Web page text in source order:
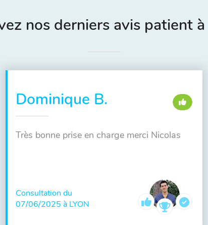
nos derniers avis patient
Dominique B.
Très bonne prise en charge merci Nicolas
Consultation du
07/06/2025 à LYON